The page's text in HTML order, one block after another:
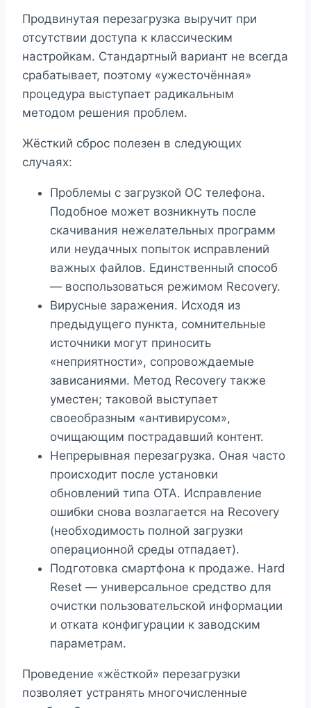
Продвинутая перезагрузка выручит при
отсутствии доступа к классическим
настройкам. Стандартный вариант не всегда
срабатывает, поэтому «ужесточённая»
процедура выступает радикальным
методом решения проблем.
Жёсткий сброс полезен в следующих
случаях:
Проблемы с загрузкой ОС телефона.
Подобное может возникнуть после
скачивания нежелательных программ
или неудачных попыток исправлений
важных файлов. Единственный способ
— воспользоваться режимом Recovery.
Вирусные заражения. Исходя из
предыдущего пункта, сомнительные
источники могут приносить
«неприятности», сопровождаемые
зависаниями. Метод Recovery также
уместен; таковой выступает
своеобразным «антивирусом»,
очищающим пострадавший контент.
Непрерывная перезагрузка. Оная часто
происходит после установки
обновлений типа OTA. Исправление
ошибки снова возлагается на Recovery
(необходимость полной загрузки
операционной среды отпадает).
Подготовка смартфона к продаже. Hard
Reset — универсальное средство для
очистки пользовательской информации
и отката конфигурации к заводским
параметрам.
Проведение «жёсткой» перезагрузки
позволяет устранять многочисленные